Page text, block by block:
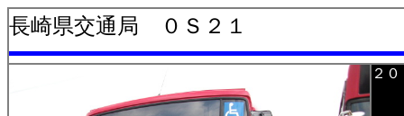
長崎県交通局 ０Ｓ２１
２